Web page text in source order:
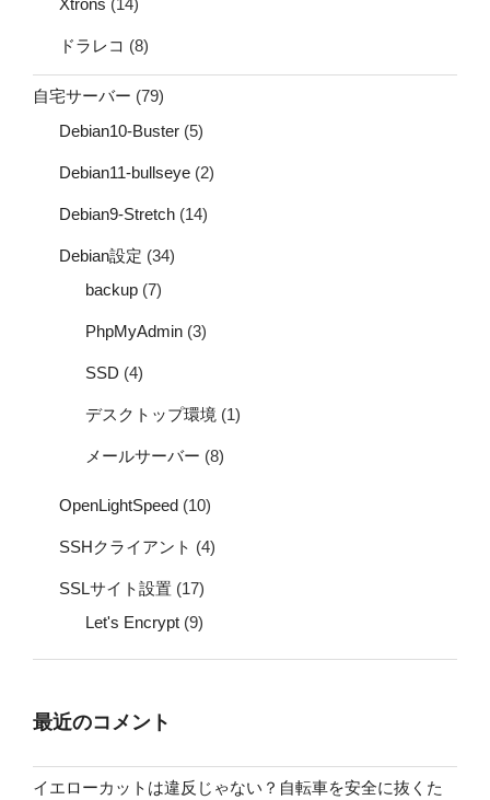
ドラレコ (8)
自宅サーバー (79)
Debian10-Buster (5)
Debian11-bullseye (2)
Debian9-Stretch (14)
Debian設定 (34)
backup (7)
PhpMyAdmin (3)
SSD (4)
デスクトップ環境 (1)
メールサーバー (8)
OpenLightSpeed (10)
SSHクライアント (4)
SSLサイト設置 (17)
Let's Encrypt (9)
最近のコメント
イエローカットは違反じゃない？自転車を安全に抜くた